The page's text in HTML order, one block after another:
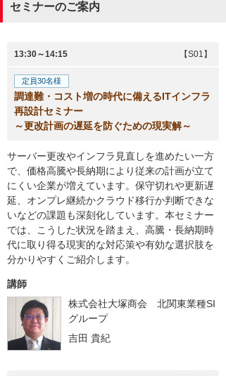
セミナーのご案内
13:30～14:15 【S01】
定員30名様
調達難・コスト増の時代に備えるITインフラ
再設計セミナー
～更改計画の遅延を防ぐための現実解～
サーバー更改やインフラ見直しを進めたい一方
で、価格高騰や長納期により従来の計画が立て
にくい企業が増えています。保守切れや更新遅
延、オンプレ継続かクラウド移行か判断できな
いなどの課題も深刻化しています。本セミナー
では、こうした状況を踏まえ、高騰・長納期時
代に取り得る現実的な対応策や有効な選択肢を
分かりやすくご紹介します。
講師
株式会社大塚商会 北関東業種SI
グループ
吉田 貴紀